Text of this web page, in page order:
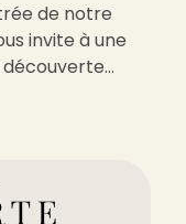
de notre
invite à une